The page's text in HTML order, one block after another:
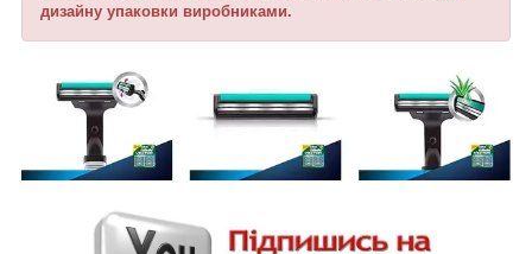
дизайну упаковки виробниками.